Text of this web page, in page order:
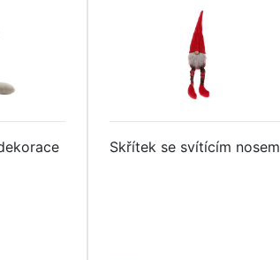
Skřítek se svítícím nosem